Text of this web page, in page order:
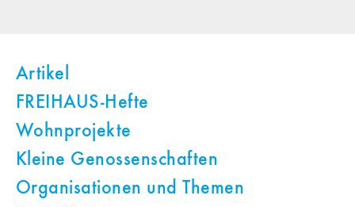
Artikel
FREIHAUS-Hefte
Wohnprojekte
Kleine Genossenschaften
Organisationen und Themen